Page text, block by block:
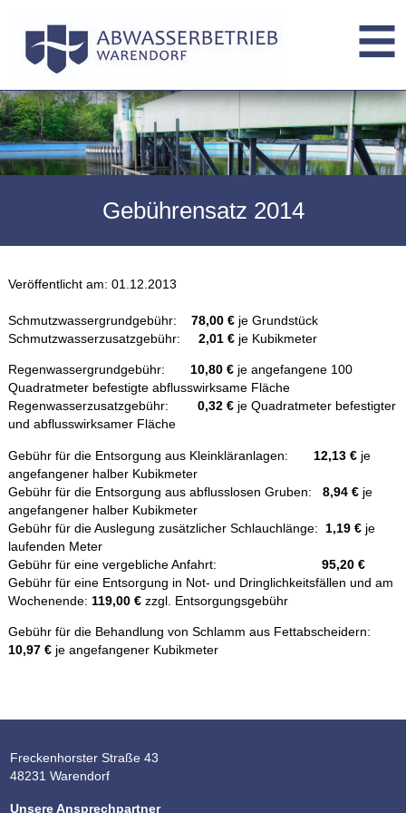
Gebührensatz 2014
Veröffentlicht am: 01.12.2013
Schmutzwassergrundgebühr: 78,00 €je Grundstück
Schmutzwasserzusatzgebühr: 2,01 €je Kubikmeter
Regenwassergrundgebühr: 10,80 €je angefangene 100
Quadratmeter befestigte abflusswirksame Fläche
Regenwasserzusatzgebühr: 0,32 €je Quadratmeter befestigter
und abflusswirksamer Fläche
Gebühr für die Entsorgung aus Kleinkläranlagen: 12,13 €je
angefangener halber Kubikmeter
Gebühr für die Entsorgung aus abflusslosen Gruben: 8,94 €je
angefangener halber Kubikmeter
Gebühr für die Auslegung zusätzlicher Schlauchlänge: 1,19 €je
laufenden Meter
Gebühr für eine vergebliche Anfahrt: 95,20 €
Gebühr für eine Entsorgung in Not- und Dringlichkeitsfällen und am
Wochenende: 119,00 €zzgl. Entsorgungsgebühr
Gebühr für die Behandlung von Schlamm aus Fettabscheidern:
10,97 €je angefangener Kubikmeter
Freckenhorster Straße 43
48231 Warendorf
Unsere Ansprechpartner